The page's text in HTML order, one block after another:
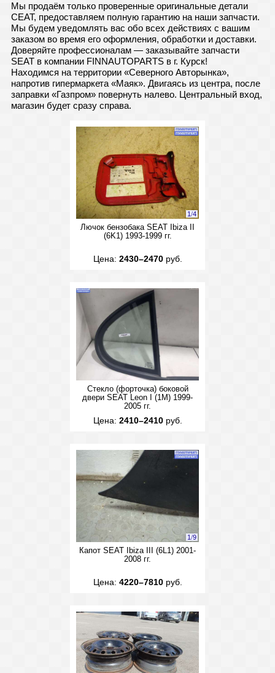
Мы продаём только проверенные оригинальные детали
СЕАТ, предоставляем полную гарантию на наши запчасти.
Мы будем уведомлять вас обо всех действиях с вашим
заказом во время его оформления, обработки и доставки.
Доверяйте профессионалам — заказывайте запчасти
SEAT в компании FINNAUTOPARTS в г. Курск!
Находимся на территории «Северного Авторынка»,
напротив гипермаркета «Маяк». Двигаясь из центра, после
заправки «Газпром» повернуть налево. Центральный вход,
магазин будет сразу справа.
1/4
Лючок бензобака SEAT Ibiza II
(6K1) 1993-1999 гг.
Цена: 2430–2470руб.
Стекло (форточка) боковой
двери SEAT Leon I (1M) 1999-
2005 гг.
Цена: 2410–2410руб.
1/9
Капот SEAT Ibiza III (6L1) 2001-
2008 гг.
Цена: 4220–7810руб.